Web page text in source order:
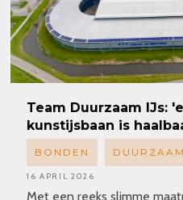
Team Duurzaam IJs:
kunstijsbaan is
Met een reeks slimme
BONDEN
16 APRIL 2026